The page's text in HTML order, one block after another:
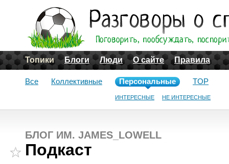
Топики Блоги Люди О сайте Правила
Все Коллективные Персональные
ИНТЕРЕСНЫЕ НЕ ИНТЕРЕСНЫЕ
TOP
БЛОГ ИМ. JAMES_LOWELL
Подкаст